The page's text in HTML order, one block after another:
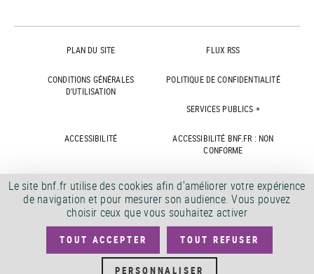
PLAN DU SITE FLUX RSS
CONDITIONS GÉNÉRALES
D'UTILISATION
POLITIQUE DE CONFIDENTIALITÉ
SERVICES PUBLICS +
ACCESSIBILITÉ
ACCESSIBILITÉ BNF.FR : NON
CONFORME
MARCHÉS PUBLICS OFFRES D'EMPLOI
DÉMATÉRIALISATION FACTURES CRÉDITS
©
Le site bnf.fr utilise des cookies afin d'améliorer votre expérience
de navigation et pour mesurer son audience. Vous pouvez
choisir ceux que vous souhaitez activer
TOUT ACCEPTER TOUT REFUSER
PERSONNALISER